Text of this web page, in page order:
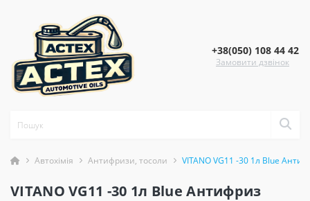
+38(050) 108 44 42
Замовити дзвінок
Автохімія Антифризи, тосоли VITANO VG11 -30 1л Blue
VITANO VG11 -30 1л Blue Антифриз